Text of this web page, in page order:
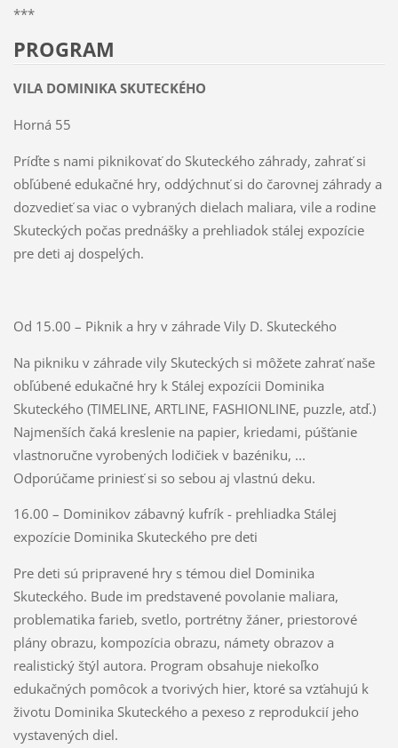
***
PROGRAM
VILA DOMINIKA SKUTECKÉHO
Horná 55
Príďte s nami piknikovať do Skuteckého záhrady, zahrať si
obľúbené edukačné hry, oddýchnuť si do čarovnej záhrady a
dozvedieť sa viac o vybraných dielach maliara, vile a rodine
Skuteckých počas prednášky a prehliadok stálej expozície
pre deti aj dospelých.
Od 15.00 – Piknik a hry v záhrade Vily D. Skuteckého
Na pikniku v záhrade vily Skuteckých si môžete zahrať naše
obľúbené edukačné hry k Stálej expozícii Dominika
Skuteckého (TIMELINE, ARTLINE, FASHIONLINE, puzzle, atď.)
Najmenších čaká kreslenie na papier, kriedami, púšťanie
vlastnoručne vyrobených lodičiek v bazéniku, ...
Odporúčame priniesť si so sebou aj vlastnú deku.
16.00 – Dominikov zábavný kufrík - prehliadka Stálej
expozície Dominika Skuteckého pre deti
Pre deti sú pripravené hry s témou diel Dominika
Skuteckého. Bude im predstavené povolanie maliara,
problematika farieb, svetlo, portrétny žáner, priestorové
plány obrazu, kompozícia obrazu, námety obrazov a
realistický štýl autora. Program obsahuje niekoľko
edukačných pomôcok a tvorivých hier, ktoré sa vzťahujú k
životu Dominika Skuteckého a pexeso z reprodukcií jeho
vystavených diel.